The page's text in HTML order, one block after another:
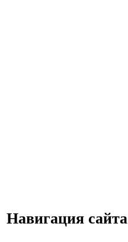
Навигация сайта